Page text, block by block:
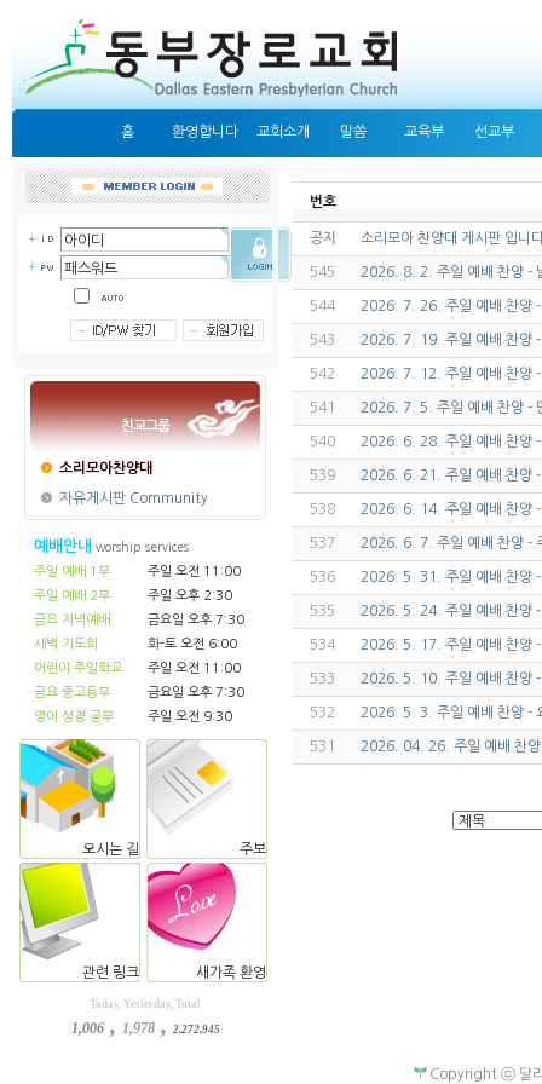
홈 환영합니다 교회소개 말씀 교육부 선교부
친교그룹
소리모아찬양대
자유게시판 Community
예배안내 worship services
주일 예배 1부
주일 오전 11:00
주일 예배 2부
주일 오후 2:30
금요 저녁예배
금요일 오후 7:30
새벽 기도회
화-토 오전 6:00
어린이 주일학교
주일 오전 11:00
금요 중고등부
금요일 오후 7:30
영어 성경 공부
주일 오전 9:30
오시는 길 주보
관련 링크 새가족 환영
Today, Yesterday, Total
1,006, 1,978, 2,272,945
번호
공지 소리모아 찬양대 게시판 입니
545 2026. 8. 2. 주일 예배 찬양 -
544 2026. 7. 26. 주일 예배 찬양
543 2026. 7. 19. 주일 예배 찬양
542 2026. 7. 12. 주일 예배 찬양
541 2026. 7. 5. 주일 예배 찬양 -
540 2026. 6. 28. 주일 예배 찬양 -
539 2026. 6. 21. 주일 예배 찬양
538 2026. 6. 14. 주일 예배 찬양
537 2026. 6. 7. 주일 예배 찬양 -
536 2026. 5. 31. 주일 예배 찬양
535 2026. 5. 24. 주일 예배 찬양 -
534 2026. 5. 17. 주일 예배 찬양 -
533 2026. 5. 10. 주일 예배 찬양
532 2026. 5. 3. 주일 예배 찬양 -
531 2026. 04. 26. 주일 예배 찬
Copyright ⓒ 달